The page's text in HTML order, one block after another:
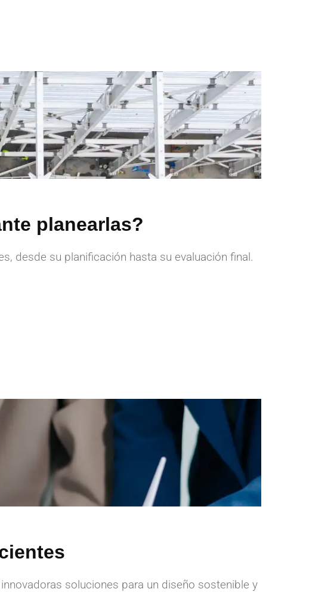
planearlas?
desde su planificación hasta su evaluación final.
soluciones para un diseño sostenible y